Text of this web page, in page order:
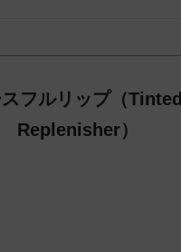
スフルリップ（
Replenisher）